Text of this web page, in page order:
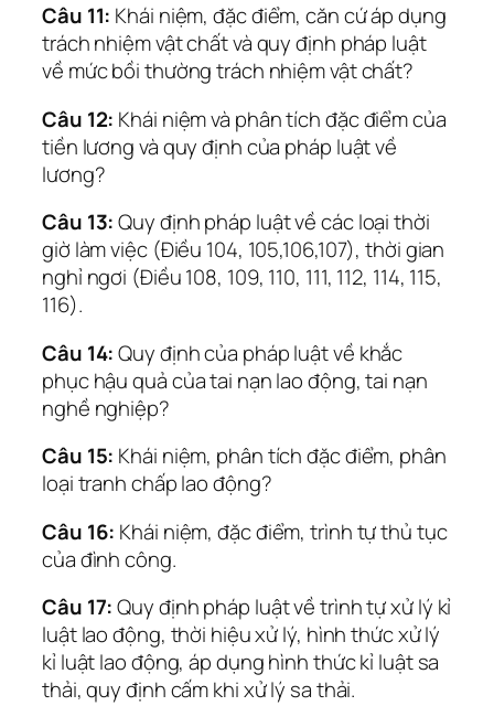
Câu 11: Khái niệm, đặc điểm, căn cứ áp dụng
trách nhiệm vật chất và quy định pháp luật
về mức bồi thường trách nhiệm vật chất?
Câu 12: Khái niệm và phân tích đặc điểm của
tiền lương và quy định của pháp luật về
lương?
Câu 13:Quy định pháp luật về các loại thời
giờ làm việc (Điều 104, 105,106,107), thời gian
nghỉ ngơi (Điều 108, 109, 110, 111, 112, 114, 115,
116).
Câu 14:Quy định của pháp luật về khắc
phục hậu quả của tai nạn lao động, tai nạn
nghề nghiệp?
Câu 15: Khái niệm, phân tích đặc điểm, phân
loại tranh chấp lao động?
Câu 16: Khái niệm, đặc điểm, trình tự thủ tục
của đình công.
Câu 17:Quy định pháp luật về trình tự xử lý kỉ
luật lao động, thời hiệu xử lý, hình thức xử lý
kỉ luật lao động, áp dụng hình thức kỉ luật sa
thải, quy định cấm khi xử lý sa thải.